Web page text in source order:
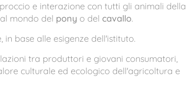
e interazione con tutti gli animali della
mondo del pony o del cavallo.
base alle esigenze dell'istituto.
tra produttori e giovani consumatori,
culturale ed ecologico dell'agricoltura e